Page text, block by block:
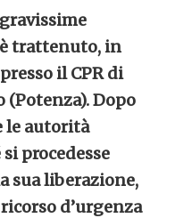
trattenuto, in
il CPR di
(Potenza). Dopo
le autorità
procedesse
sua liberazione,
d’urgenza